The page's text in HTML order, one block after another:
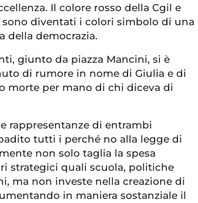
Il colore rosso della Cgil e
diventati i colori simbolo di una
della democrazia.
giunto da piazza Mancini, si è
di rumore in nome di Giulia e di
morte per mano di chi diceva di
rappresentanze di entrambi
tutti i perché no alla legge di
non solo taglia la spesa
strategici quali scuola, politiche
ma non investe nella creazione di
in maniera sostanziale il